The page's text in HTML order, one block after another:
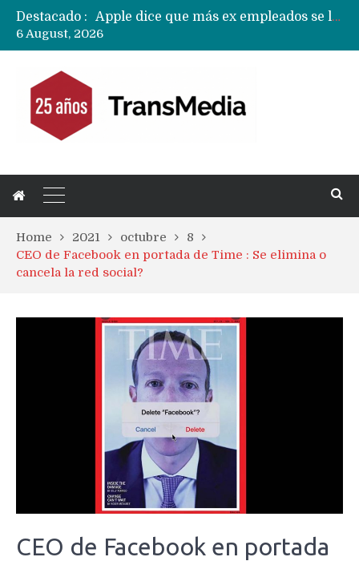
Destacado :
Apple dice que más ex empleados se llevaron datos confidenciales a OpenAI
Data Centers de Huawei en Chile, México, Brasil,Perú y Argentina podrían verse afectados por arremetida de EE.UU
6 August, 2026
Home 2021 octubre
8
CEO de Facebook en portada de Time : Se elimina o
cancela la red social?
CEO de Facebook en portada